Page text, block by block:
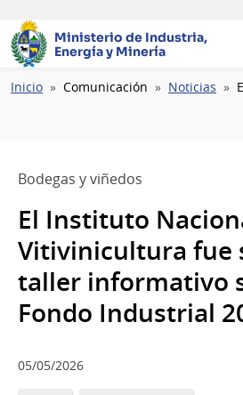
Ministerio de Industria,
Energía y Minería
Ruta
Inicio Comunicación Noticias
Bodegas y viñedos
El Instituto
Vitivinicultura fue
taller informativo
Fondo Industrial
05/05/2026